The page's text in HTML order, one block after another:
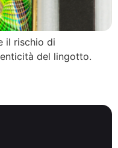
il rischio di
del lingotto.